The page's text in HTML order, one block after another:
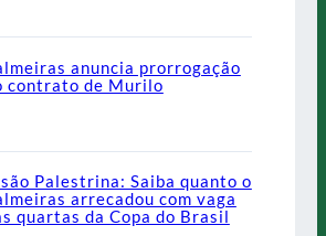
anuncia prorrogação
contrato de Murilo
Palestrina: Saiba quanto o
arrecadou com vaga
quartas da Copa do Brasil